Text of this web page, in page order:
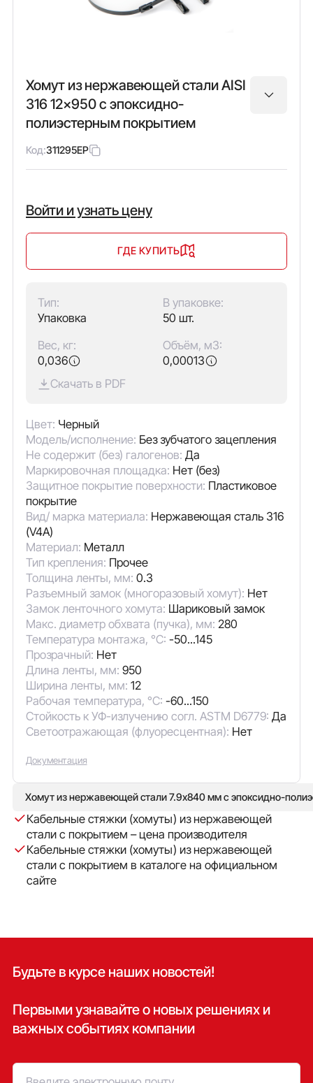
Хомут из нержавеющей стали AISI
316 12x950 с эпоксидно-
полиэстерным покрытием
Код:311295EP
Войти и узнать цену
ГДЕ КУПИТЬ
Тип:
Упаковка
В упаковке:
50 шт.
Вес, кг:
0,036
Объём, м3:
0,00013
Скачать в PDF
Цвет: Черный
Модель/исполнение: Без зубчатого зацепления
Не содержит (без) галогенов: Да
Маркировочная площадка: Нет (без)
Защитное покрытие поверхности: Пластиковое
покрытие
Вид/ марка материала: Нержавеющая сталь 316
(V4A)
Материал: Металл
Тип крепления: Прочее
Толщина ленты, мм: 0.3
Разъемный замок (многоразовый хомут): Нет
Замок ленточного хомута: Шариковый замок
Макс. диаметр обхвата (пучка), мм: 280
Температура монтажа, °C: -50...145
Прозрачный: Нет
Длина ленты, мм: 950
Ширина ленты, мм: 12
Рабочая температура, °C: -60...150
Стойкость к УФ-излучению согл. ASTM D6779: Да
Светоотражающая (флуоресцентная): Нет
Документация
Хомут из нержавеющей стали 7.9x840 мм с эпоксидно-
Кабельные стяжки (хомуты) из нержавеющей
стали с покрытием – цена производителя
Кабельные стяжки (хомуты) из нержавеющей
стали с покрытием в каталоге на официальном
сайте
Будьте в курсе наших новостей!
Первыми узнавайте о новых решениях и
важных событиях компании